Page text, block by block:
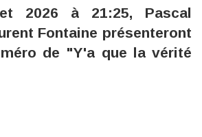
2026 à 21:25, Pascal
Fontaine présenteront
de "Y'a que la vérité